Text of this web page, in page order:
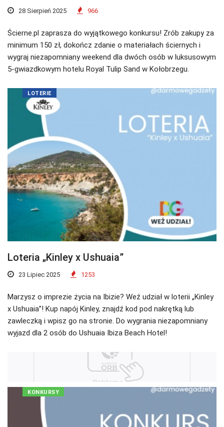
28 Sierpień 2025 966
Ścierne.pl zaprasza do wyjątkowego konkursu! Zrób zakupy za
minimum 150 zł, dokończ zdanie o materiałach ściernych i
wygraj niezapomniany weekend dla dwóch osób w luksusowym
5-gwiazdkowym hotelu Royal Tulip Sand w Kołobrzegu.
LOTERIE
Loteria „Kinley x Ushuaia”
23 Lipiec 2025 1253
Marzysz o imprezie życia na Ibizie? Weź udział w loterii „Kinley
x Ushuaia”! Kup napój Kinley, znajdź kod pod nakrętką lub
zawleczką i wpisz go na stronie. Do wygrania niezapomniany
wyjazd dla 2 osób do Ushuaia Ibiza Beach Hotel!
KONKURSY